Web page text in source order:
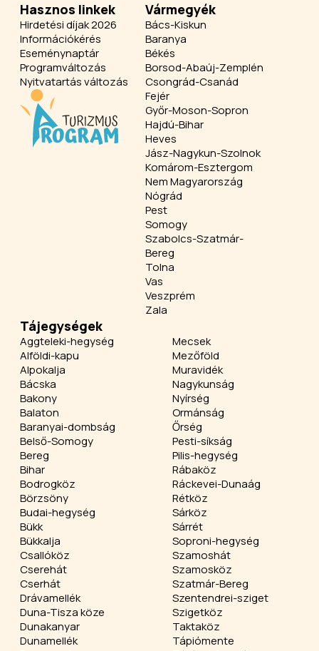
Hasznos linkek
Hirdetési díjak 2026
Információkérés
Eseménynaptár
Programváltozás
Nyitvatartás változás
Vármegyék
Bács-Kiskun
Baranya
Békés
Borsod-Abaúj-Zemplén
Csongrád-Csanád
Fejér
Győr-Moson-Sopron
Hajdú-Bihar
Heves
Jász-Nagykun-Szolnok
Komárom-Esztergom
Nem Magyarország
Nógrád
Pest
Somogy
Szabolcs-Szatmár-
Bereg
Tolna
Vas
Veszprém
Zala
Tájegységek
Aggteleki-hegység
Alföldi-kapu
Alpokalja
Bácska
Bakony
Balaton
Baranyai-dombság
Belső-Somogy
Bereg
Bihar
Bodrogköz
Börzsöny
Budai-hegység
Bükk
Bükkalja
Csallóköz
Cserehát
Cserhát
Drávamellék
Duna-Tisza köze
Dunakanyar
Dunamellék
Mecsek
Mezőföld
Muravidék
Nagykunság
Nyírség
Ormánság
Őrség
Pesti-síkság
Pilis-hegység
Rábaköz
Ráckevei-Dunaág
Rétköz
Sárköz
Sárrét
Soproni-hegység
Szamoshát
Szamosköz
Szatmár-Bereg
Szentendrei-sziget
Szigetköz
Taktaköz
Tápiómente